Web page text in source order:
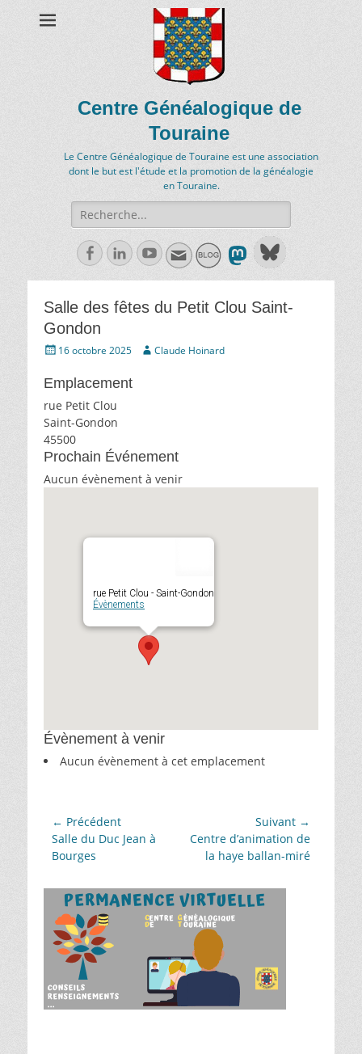
Centre Généalogique de
Touraine
Le Centre Généalogique de Touraine est une association
dont le but est l'étude et la promotion de la généalogie
en Touraine.
Recherche
de:
FacebookLinkedln
Youtube
Salle des fêtes du Petit Clou Saint-
Gondon
Écrit16 octobre 2025 AuteurClaude Hoinard
Emplacement
rue Petit Clou
Saint-Gondon
45500
Prochain Événement
Aucun évènement à venir
rue Petit Clou - Saint-Gondon
Évènements
Évènement à venir
Aucun évènement à cet emplacement
Navigation
de
l’article
← Précédent
Article
précédent :
Salle du Duc Jean à
Bourges
Suivant →
Article
suivant :
Centre d’animation de
la haye ballan-miré